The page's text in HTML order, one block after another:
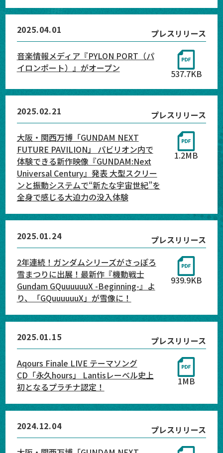
2025.04.01
プレスリリース
音楽情報メディア『PYLON PORT（パ
イロンポート）』がオープン
537.7KB
2025.02.21
プレスリリース
大阪・関西万博「GUNDAM NEXT
FUTURE PAVILION」 パビリオン内で
体験できる新作映像『GUNDAM:Next
Universal Century』発表 大型スクリー
ンと振動システムで“新たな宇宙世紀”を
全身で感じる大迫力の没入体験
1.2MB
2025.01.24
プレスリリース
2年連続！ガンダムシリーズがさっぽろ
雪まつりに出展！最新作『機動戦士
Gundam GQuuuuuuX -Beginning-』よ
り、「GQuuuuuuX」が雪像に！
939.9KB
2025.01.15
プレスリリース
Aqours Finale LIVE テーマソング
CD「永久hours」 Lantisレーベル史上
初となるプラチナ認定！
1MB
2024.12.04
プレスリリース